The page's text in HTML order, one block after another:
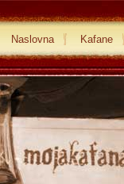
Naslovna Kafane